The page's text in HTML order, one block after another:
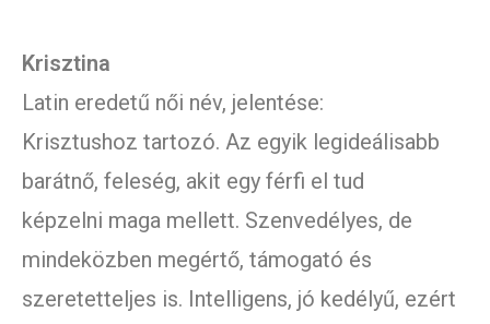
Krisztina
Latin eredetű női név, jelentése:
Krisztushoz tartozó. Az egyik legideálisabb
barátnő, feleség, akit egy férfi el tud
képzelni maga mellett. Szenvedélyes, de
mindeközben megértő, támogató és
szeretetteljes is. Intelligens, jó kedélyű, ezért